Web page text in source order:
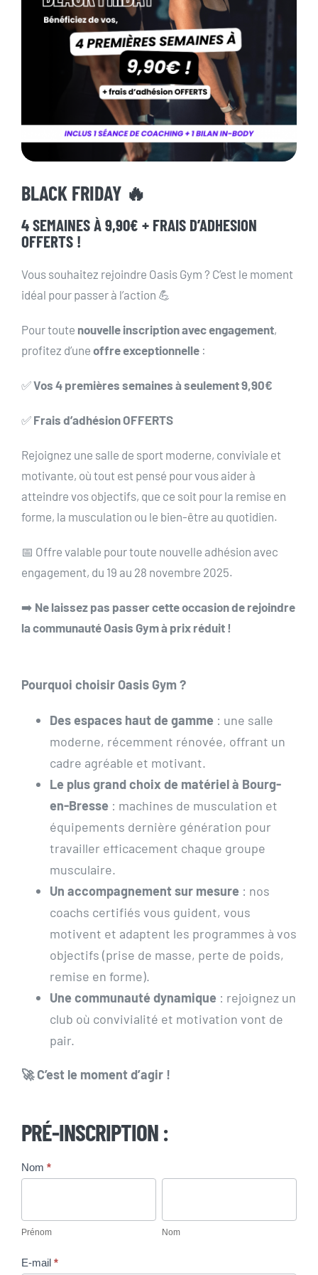
Actualités
Pré-inscription/boutique
BLACK FRIDAY 🔥
4 SEMAINESÀ 9,90€ + FRAIS D’ADHESION
OFFERTS !
Vous souhaitez rejoindre Oasis Gym ? C’est le moment
idéal pour passer à l’action 💪
Pour toute nouvelle inscription avec engagement,
profitez d’une offre exceptionnelle:
✅Vos 4 premières semaines à seulement 9,90€
✅ Frais d’adhésion OFFERTS
Rejoignez une salle de sport moderne, conviviale et
motivante, où tout est pensé pour vous aider à
atteindre vos objectifs, que ce soit pour la remise en
forme, la musculation ou le bien-être au quotidien.
📅 Offre valable pour toute nouvelle adhésion avec
engagement, du 19 au 28 novembre 2025.
➡️ Ne laissez pas passer cette occasion de rejoindre
la communauté Oasis Gym à prix réduit !
Pourquoi choisir Oasis Gym ?
Des espaces haut de gamme : une salle
moderne, récemment rénovée, offrant un
cadre agréable et motivant.
Le plus grand choix de matériel à Bourg-
en-Bresse : machines de musculation et
équipements dernière génération pour
travailler efficacement chaque groupe
musculaire.
Un accompagnement sur mesure : nos
coachs certifiés vous guident, vous
motivent et adaptent les programmes à vos
objectifs (prise de masse, perte de poids,
remise en forme).
Une communauté dynamique : rejoignez un
club où convivialité et motivation vont de
pair.
🚀 C’est le moment d’agir !
PRÉ-INSCRIPTION :
Offre
2025
Nom *
Prénom Nom
E-mail *